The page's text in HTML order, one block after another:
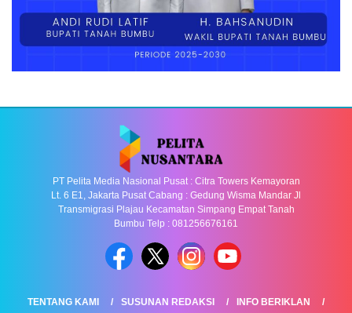
PT Pelita Media Nasional Pusat : Citra Towers Kemayoran
Lt. 6 E1, Jakarta Pusat Cabang : Gedung Wisma Mandar Jl
Transmigrasi Plajau Kecamatan Simpang Empat Tanah
Bumbu Telp : 081256676161
TENTANG KAMI SUSUNAN REDAKSI INFO BERIKLAN